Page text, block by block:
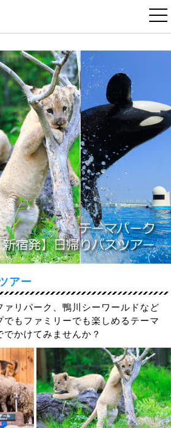
アー
ァリパーク、鴨川シーワールドなど
でもファミリーでも楽しめるテーマ
かけてみませんか？